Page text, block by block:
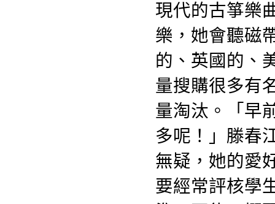
現代的古箏樂
樂，她會聽磁
的、英國的、
量搜購很多有
量淘汰。「早
多呢！」滕春
無疑，她的愛
要經常評核學